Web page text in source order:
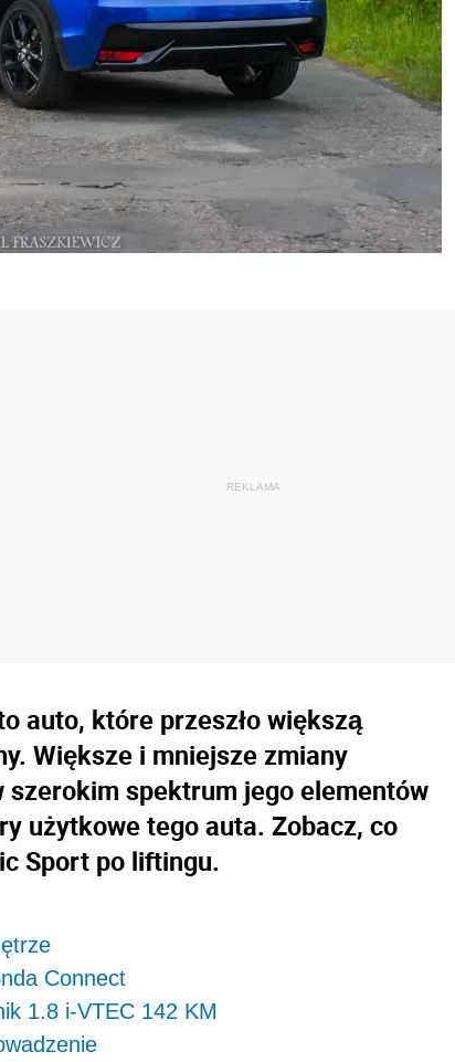
auto, które przeszło większą
Większe i mniejsze zmiany
spektrum jego elementów
użytkowe tego auta. Zobacz, co
Sport po liftingu.
Connect
1.8 i-VTEC 142 KM